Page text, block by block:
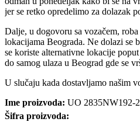
jer se retko opredelimo za dolazak
Dalje, u dogovoru sa vozačem,
lokacijama Beograda. Ne dolazi se
se koriste alternativne lokacije
do samog ulaza u Beograd gde se
U slučaju kada dostavljamo našim
Ime proizvoda: UO 2835NW192-
Šifra proizvoda: